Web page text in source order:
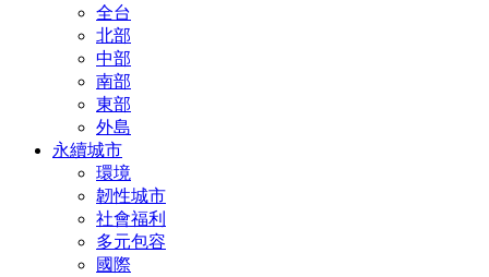
全台
北部
中部
南部
東部
外島
永續城市
環境
韌性城市
社會福利
多元包容
國際